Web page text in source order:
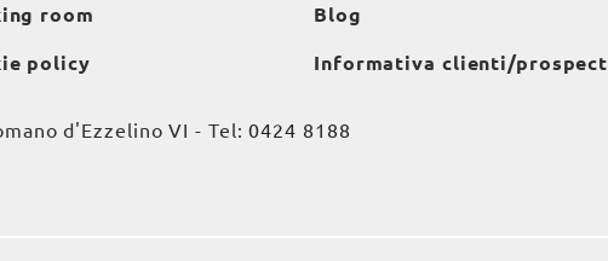
room
policy
Blog
Informativa clienti/prospect
d'Ezzelino VI - Tel:0424 8188